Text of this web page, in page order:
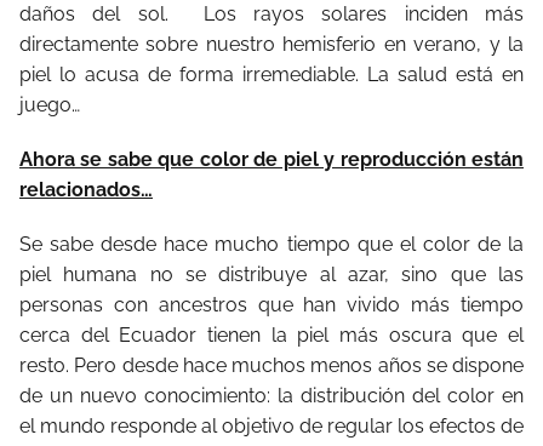
daños del sol.
Los rayos solares inciden más
directamente sobre nuestro hemisferio en verano, y la
piel lo acusa de forma irremediable. La salud está en
juego…
Ahora se sabe que color de piel y reproducción están
relacionados…
Se sabe desde hace mucho tiempo que el color de la
piel humana no se distribuye al azar, sino que las
personas con ancestros que han vivido más tiempo
cerca del Ecuador tienen la piel más oscura que el
resto. Pero desde hace muchos menos años se dispone
de un nuevo conocimiento: la distribución del color en
el mundo responde al objetivo de regular los efectos de